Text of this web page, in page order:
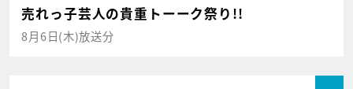
売れっ子芸人の貴重トーーク祭り!!
8月6日(木)放送分